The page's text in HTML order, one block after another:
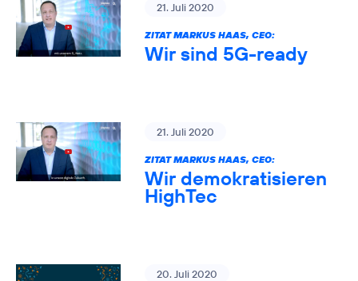
21. Juli 2020
ZITAT MARKUS HAAS, CEO:
Wir sind 5G-ready
21. Juli 2020
ZITAT MARKUS HAAS, CEO:
Wir demokratisieren
HighTec
20. Juli 2020